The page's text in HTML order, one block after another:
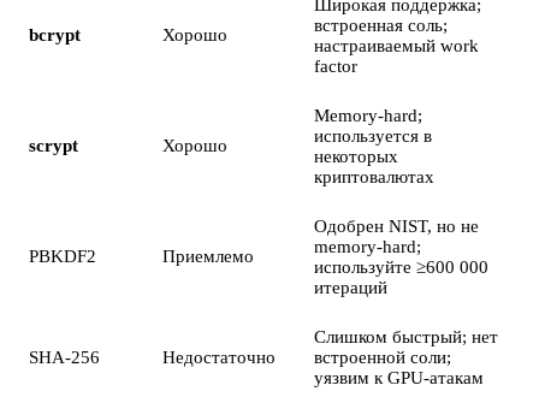
bcrypt Хорошо
Широкая поддержка;
встроенная соль;
настраиваемый work
factor
scrypt Хорошо
Memory-hard;
используется в
некоторых
криптовалютах
PBKDF2 Приемлемо
Одобрен NIST, но не
memory-hard;
используйте ≥600 000
итераций
SHA-256 Недостаточно
Слишком быстрый; нет
встроенной соли;
уязвим к GPU-атакам